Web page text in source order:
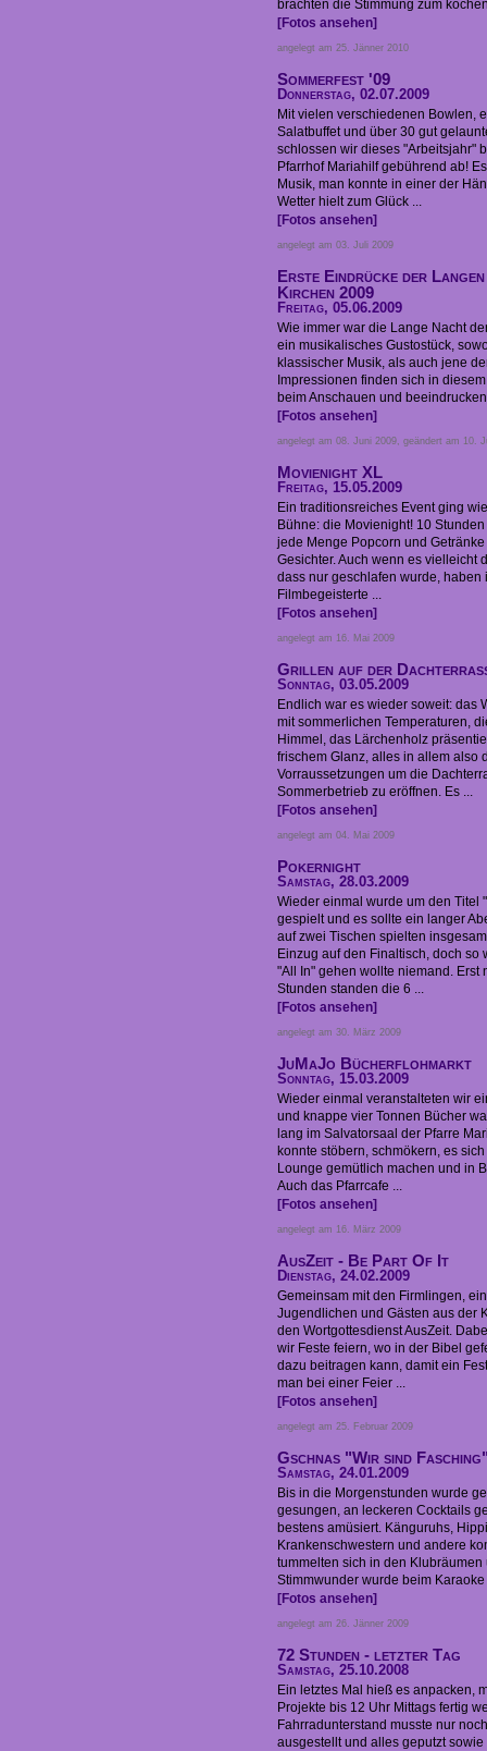
brachten die Stimmung zum
[Fotos ansehen]
angelegt am 25. Jänner 2010
Sommerfest '09
Donnerstag, 02.07.2009
Mit vielen verschiedenen Bowlen,
Salatbuffet und über 30 gut
schlossen wir dieses "Arbeitsjahr"
Pfarrhof Mariahilf gebührend ab!
Musik, man konnte in einer der
Wetter hielt zum Glück ...
[Fotos ansehen]
angelegt am 03. Juli 2009
Erste Eindrücke der
Kirchen 2009
Freitag, 05.06.2009
Wie immer war die Lange Nacht
ein musikalisches Gustostück,
klassischer Musik, als auch jene
Impressionen finden sich in
beim Anschauen und
[Fotos ansehen]
angelegt am 08. Juni 2009, geändert am 10.
Movienight XL
Freitag, 15.05.2009
Ein traditionsreiches Event ging
Bühne: die Movienight! 10
jede Menge Popcorn und
Gesichter. Auch wenn es vielleicht
dass nur geschlafen wurde, haben
Filmbegeisterte ...
[Fotos ansehen]
angelegt am 16. Mai 2009
Grillen auf der
Sonntag, 03.05.2009
Endlich war es wieder soweit: das
mit sommerlichen Temperaturen,
Himmel, das Lärchenholz
frischem Glanz, alles in allem also
Vorraussetzungen um die
Sommerbetrieb zu eröffnen. Es ...
[Fotos ansehen]
angelegt am 04. Mai 2009
Pokernight
Samstag, 28.03.2009
Wieder einmal wurde um den Titel
gespielt und es sollte ein langer
auf zwei Tischen spielten
Einzug auf den Finaltisch, doch so
"All In" gehen wollte niemand. Erst
Stunden standen die 6 ...
[Fotos ansehen]
angelegt am 30. März 2009
JuMaJo Bücherflohmarkt
Sonntag, 15.03.2009
Wieder einmal veranstalteten wir
und knappe vier Tonnen Bücher
lang im Salvatorsaal der Pfarre
konnte stöbern, schmökern, es
Lounge gemütlich machen und in
Auch das Pfarrcafe ...
[Fotos ansehen]
angelegt am 16. März 2009
AusZeit - Be Part Of It
Dienstag, 24.02.2009
Gemeinsam mit den Firmlingen,
Jugendlichen und Gästen aus der
den Wortgottesdienst AusZeit.
wir Feste feiern, wo in der Bibel
dazu beitragen kann, damit ein
man bei einer Feier ...
[Fotos ansehen]
angelegt am 25. Februar 2009
Gschnas "Wir sind
Samstag, 24.01.2009
Bis in die Morgenstunden wurde
gesungen, an leckeren Cocktails
bestens amüsiert. Känguruhs,
Krankenschwestern und andere
tummelten sich in den
Stimmwunder wurde beim Karaoke
[Fotos ansehen]
angelegt am 26. Jänner 2009
72 Stunden - letzter Tag
Samstag, 25.10.2008
Ein letztes Mal hieß es anpacken,
Projekte bis 12 Uhr Mittags fertig
Fahrradunterstand musste nur
ausgestellt und alles geputzt